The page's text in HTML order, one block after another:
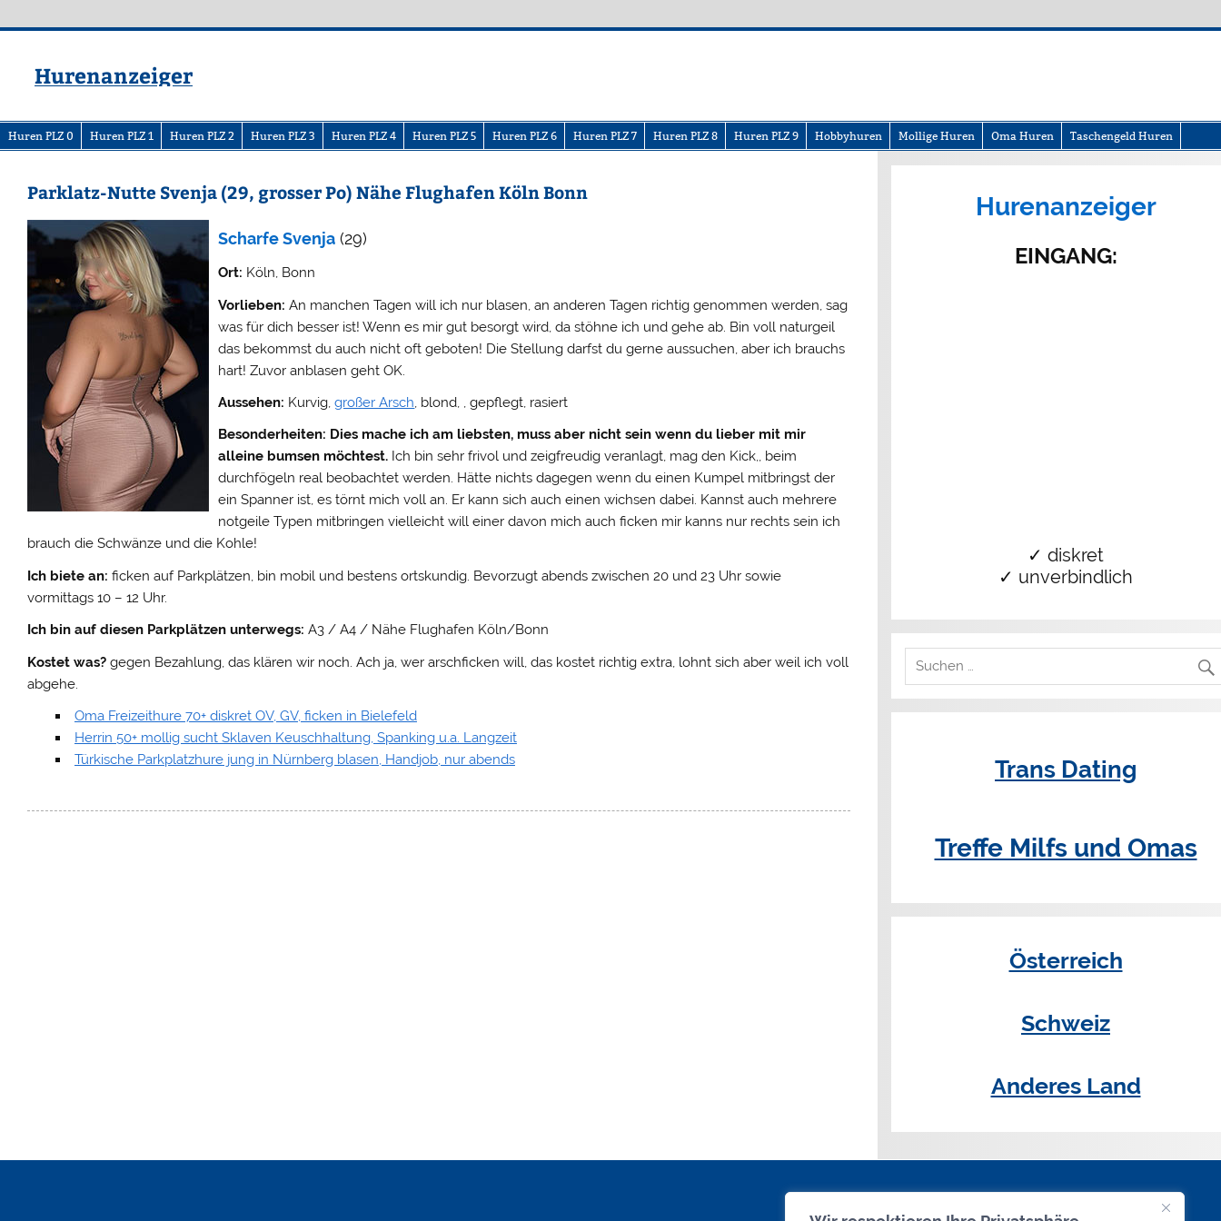
Zum
Hurenanzeiger
Huren PLZ 0 Huren PLZ 1 Huren PLZ 2 Huren PLZ 3 Huren PLZ 4 Huren PLZ 5 Huren PLZ 6 Huren PLZ 7 Huren PLZ 8 Huren PLZ 9 Hobbyhuren Mollige Huren Oma Huren Taschengeld Huren
Parklatz-Nutte Svenja (29, grosser Po) Nähe Flughafen Köln Bonn
Scharfe Svenja (29)
Ort: Köln, Bonn
Vorlieben: An manchen Tagen will ich nur blasen, an anderen Tagen richtig genommen werden, sag
was für dich besser ist! Wenn es mir gut besorgt wird, da stöhne ich und gehe ab. Bin voll naturgeil
das bekommst du auch nicht oft geboten! Die Stellung darfst du gerne aussuchen, aber ich brauchs
hart! Zuvor anblasen geht OK.
Aussehen: Kurvig,großer Arsch, blond, , gepflegt, rasiert
Besonderheiten: Dies mache ich am liebsten, muss aber nicht sein wenn du lieber mit mir
alleine bumsen möchtest. Ich bin sehr frivol und zeigfreudig veranlagt, mag den Kick,, beim
durchfögeln real beobachtet werden. Hätte nichts dagegen wenn du einen Kumpel mitbringst der
ein Spanner ist, es törnt mich voll an. Er kann sich auch einen wichsen dabei. Kannst auch mehrere
notgeile Typen mitbringen vielleicht will einer davon mich auch ficken mir kanns nur rechts sein ich
brauch die Schwänze und die Kohle!
Ich biete an: ficken auf Parkplätzen, bin mobil und bestens ortskundig. Bevorzugt abends zwischen 20 und 23 Uhr sowie
vormittags 10 – 12 Uhr.
Ich bin auf diesen Parkplätzen unterwegs: A3 / A4 / Nähe Flughafen Köln/Bonn
Kostet was? gegen Bezahlung, das klären wir noch. Ach ja, wer arschficken will, das kostet richtig extra, lohnt sich aber weil ich voll
abgehe.
Oma Freizeithure 70+ diskret OV, GV, ficken in Bielefeld
Herrin 50+ mollig sucht Sklaven Keuschhaltung, Spanking u.a. Langzeit
Türkische Parkplatzhure jung in Nürnberg blasen, Handjob, nur abends
Hurenanzeiger
EINGANG:
✓ diskret
✓ unverbindlich
Trans Dating
Treffe Milfs und Omas
Österreich
Schweiz
Anderes Land